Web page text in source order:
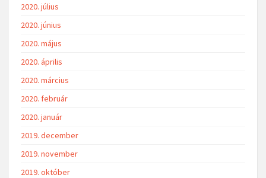
2020. július
2020. június
2020. május
2020. április
2020. március
2020. február
2020. január
2019. december
2019. november
2019. október